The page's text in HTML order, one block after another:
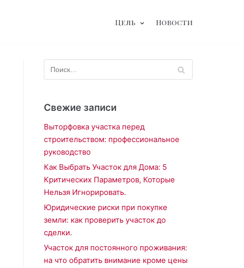
Цель Новости
Свежие записи
Выторфовка участка перед
строительством: профессиональное
руководство
Как Выбрать Участок для Дома: 5
Критических Параметров, Которые
Нельзя Игнорировать.
Юридические риски при покупке
земли: как проверить участок до
сделки.
Участок для постоянного проживания:
на что обратить внимание кроме цены